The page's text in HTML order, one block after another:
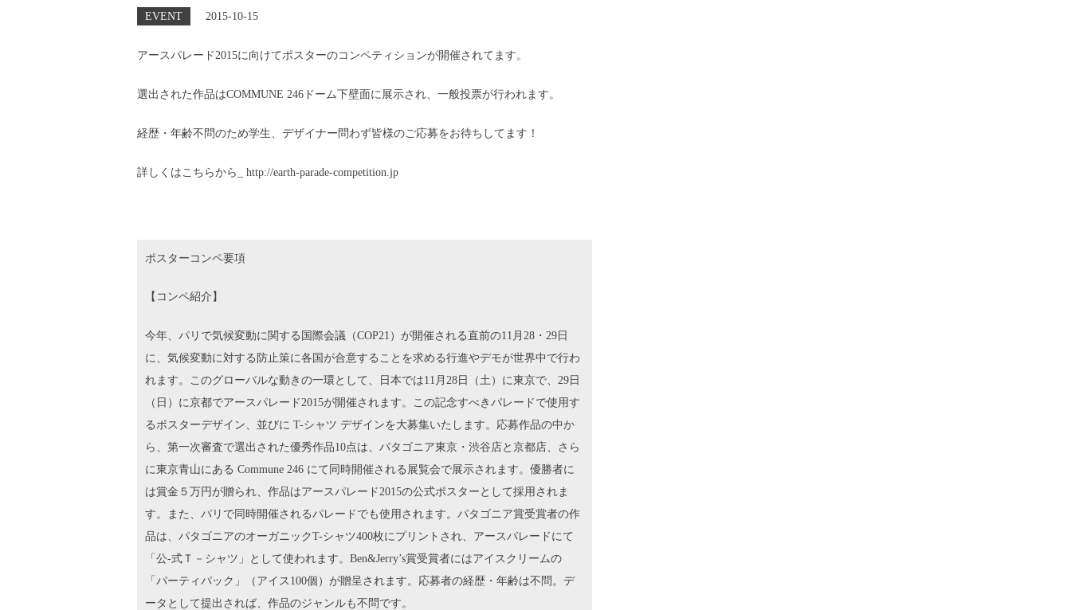
EVENT 2015-10-15
アースパレード2015に向けてポスターのコンペティションが開催されてます。
選出された作品はCOMMUNE 246ドーム下壁面に展示され、一般投票が行われます。
経歴・年齢不問のため学生、デザイナー問わず皆様のご応募をお待ちしてます！
詳しくはこちらから_ http://earth-parade-competition.jp
ポスターコンペ要項
【コンペ紹介】
今年、パリで気候変動に関する国際会議（COP21）が開催される直前の11月28・29日
に、気候変動に対する防止策に各国が合意することを求める行進やデモが世界中で行わ
れます。このグローバルな動きの一環として、日本では11月28日（土）に東京で、29日
（日）に京都でアースパレード2015が開催されます。この記念すべきパレードで使用す
るポスターデザイン、並びに T-シャツ デザインを大募集いたします。応募作品の中か
ら、第一次審査で選出された優秀作品10点は、パタゴニア東京・渋谷店と京都店、さら
に東京青山にある Commune 246 にて同時開催される展覧会で展示されます。優勝者に
は賞金５万円が贈られ、作品はアースパレード2015の公式ポスターとして採用されま
す。また、パリで同時開催されるパレードでも使用されます。パタゴニア賞受賞者の作
品は、パタゴニアのオーガニックT-シャツ400枚にプリントされ、アースパレードにて
「公-式Ｔ－シャツ」として使われます。Ben&Jerry’s賞受賞者にはアイスクリームの
「パーティパック」（アイス100個）が贈呈されます。応募者の経歴・年齢は不問。デ
ータとして提出されば、作品のジャンルも不問です。